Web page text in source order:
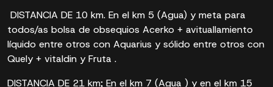
DISTANCIA DE 10 km. En el km 5 (Agua) y meta para
todos/as bolsa de obsequios Acerko + avituallamiento
líquido entre otros con Aquarius y sólido entre otros con
Quely + vitaldin y Fruta .
DISTANCIA DE 21 km; En el km 7 (Agua ) y en el km 15